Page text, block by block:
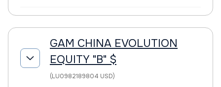
GAM CHINA EVOLUTION
EQUITY "B" $
(LU0982189804 USD)